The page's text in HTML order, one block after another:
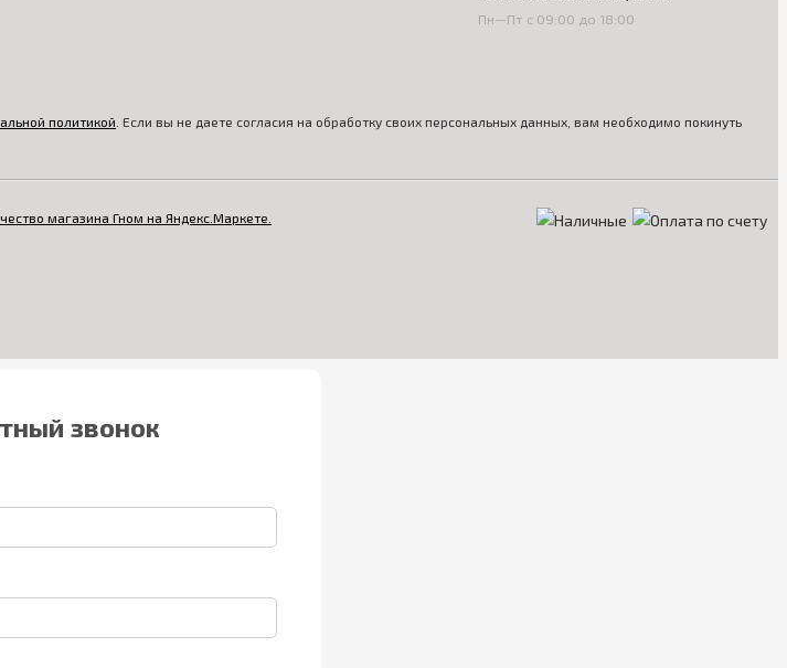
Пн—Пт с 09:00 до 18:00
политикой . Если вы не даете согласия на обработку своих персональных данных, вам необходимо покинуть
звонок